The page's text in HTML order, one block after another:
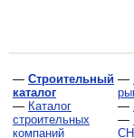
— Строительный
каталог
— Каталог
строительных
компаний
—
—
—